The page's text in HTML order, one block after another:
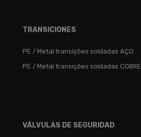
TRANSICIONES
PE / Metal transições soldadas AÇO
PE / Metal transições soldadas COBRE
VÁLVULAS DE SEGURIDAD